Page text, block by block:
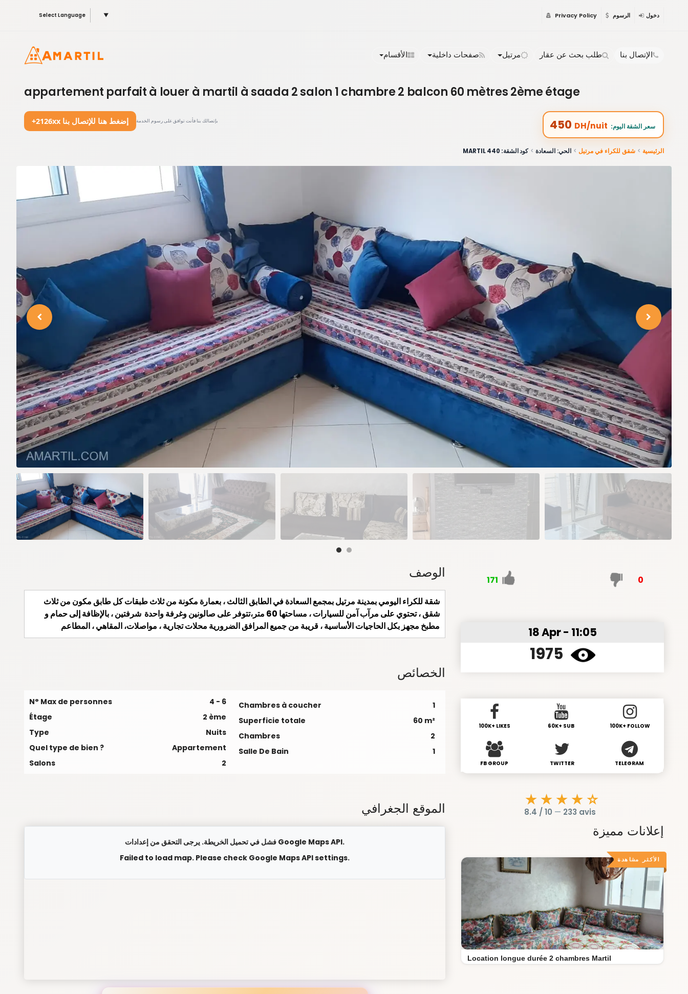
Select Language ▼ Privacy Policy الرسوم دخول
الإتصال بنا طلب بحث عن عقار مرتيل صفحات داخلية الأقسام
appartement parfait à louer à martil à saada 2 salon 1 chambre 2 balcon 60 mètres 2ème étage
+2126xx إضغط هنا للإتصال بنا بإتصالك بنا فأنت توافق على رسوم الخدمة 450 DH/nuit :سعر الشقة اليوم
الرئيسية شقق للكراء في مرتيل الحي: السعادة كود الشقة: 440 MARTIL
الوصف
شقة للكراء اليومي بمدينة مرتيل بمجمع السعادة في الطابق الثالث ، بعمارة مكونة من ثلاث طبقات كل طابق مكون من ثلاث
شقق ، تحتوي على مرآب آمن للسيارات ، مساحتها 60 متر،تتوفر على صالونين وغرفة واحدة شرفتين ، بالإظافة إلى حمام و
مطبخ مجهز بكل الحاجيات الأساسية ، قريبة من جميع المرافق الضرورية محلات تجارية ، مواصلات، المقاهي ، المطاعم
الخصائص
N° Max de personnes
4 - 6
Étage
2 ème
Type
Nuits
Quel type de bien ?
Appartement
Salons
2
Chambres à coucher
1
Superficie totale
60 m²
Chambres
2
Salle De Bain
1
الموقع الجغرافي
فشل في تحميل الخريطة. يرجى التحقق من إعدادات Google Maps API.
Failed to load map. Please check Google Maps API settings.
171 0
18 Apr - 11:05
1975
100K+ LIKES 60K+ SUB 100K+ FOLLOW
FB GROUP TWITTER TELEGRAM
★★★★☆
8.4 / 10 — 233 avis
إعلانات مميزة
الأكثر مشاهدة
Location longue durée 2 chambres Martil